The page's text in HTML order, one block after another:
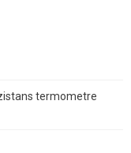
termometre